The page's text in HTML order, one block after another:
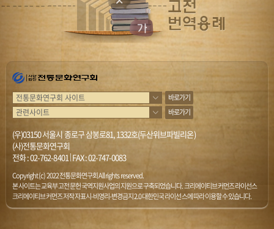
바로가기
바로가기
(우)03150 서울시 종로구 삼봉로81, 1332호(두산위브파빌리온)
(사)전통문화연구회
전화 :02-762-8401|FAX : 02-747-0083
Copyright (c) 2022 전통문화연구회 All rights reserved.
본 사이트는 교육부 고전문헌 국역지원사업의 지원으로 구축되었습니다. 크리에이티브 커먼즈 라이선스
크리에이티브 커먼즈 저작자표시-비영리-변경금지 2.0 대한민국 라이선스에 따라 이용할 수 있습니다.